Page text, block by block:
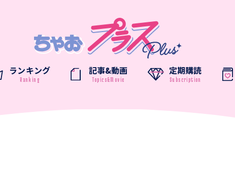
ランキング 記事&動画 定期購読